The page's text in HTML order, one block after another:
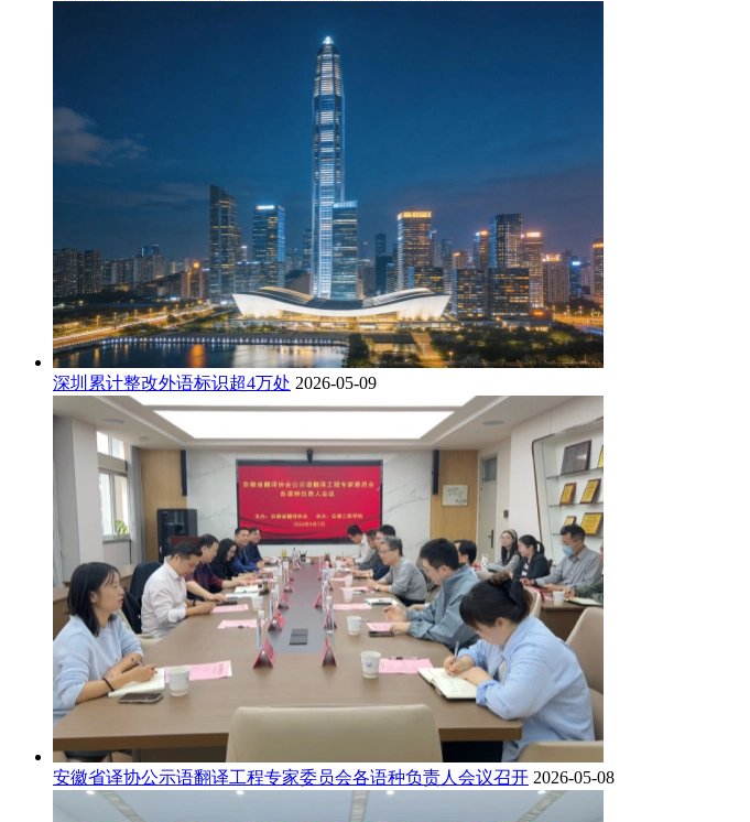
深圳累计整改外语标识超4万处 2026-05-09
安徽省译协公示语翻译工程专家委员会各语种负责人会议召开 2026-05-08